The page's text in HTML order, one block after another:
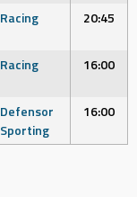
Racing 20:45
Racing 16:00
Defensor
Sporting
16:00